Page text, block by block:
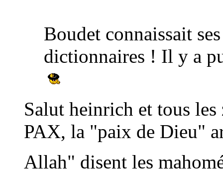
Boudet connaissait
dictionnaires ! Il y a
Salut heinrich et tous les
PAX, la "paix de Dieu"
Allah" disent les